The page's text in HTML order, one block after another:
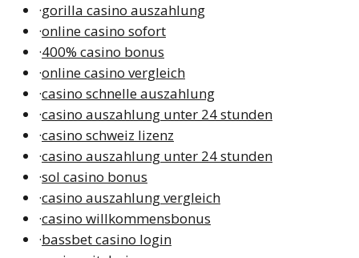
·gorilla casino auszahlung
·online casino sofort
·400% casino bonus
·online casino vergleich
·casino schnelle auszahlung
·casino auszahlung unter 24 stunden
·casino schweiz lizenz
·casino auszahlung unter 24 stunden
·sol casino bonus
·casino auszahlung vergleich
·casino willkommensbonus
·bassbet casino login